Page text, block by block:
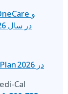
مزایای دندانپزشکی Medi-Cal Dental در سال 2026
سوالات متداول در زمینه Liberty Dental Plan در 2026